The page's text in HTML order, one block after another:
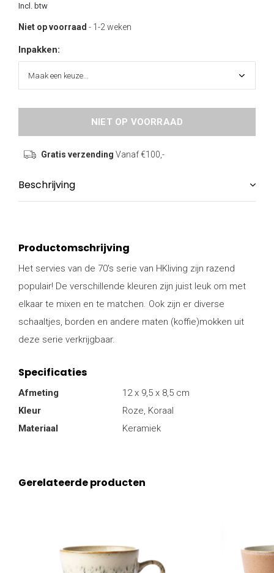
Incl. btw
Niet op voorraad - 1-2 weken
Inpakken:
NIET OP VOORRAAD
Gratis verzending Vanaf €100,-
Beschrijving
Productomschrijving
Het servies van de 70's serie van HKliving zijn razend
populair! De verschillende kleuren zijn juist leuk om met
elkaar te mixen en te matchen. Ook zijn er diverse
schaaltjes, borden en andere maten (koffie)mokken uit
deze serie verkrijgbaar.
Specificaties
Afmeting
12 x 9,5 x 8,5 cm
Kleur
Roze, Koraal
Materiaal
Keramiek
Gerelateerde producten